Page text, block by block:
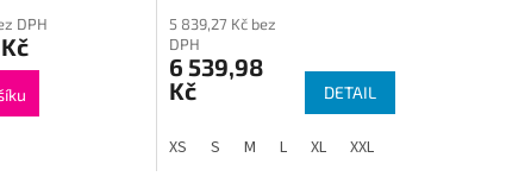
DPH
5 839,27 Kč bez
DPH
6 539,98
Kč
DETAIL
XS S M L XL XXL